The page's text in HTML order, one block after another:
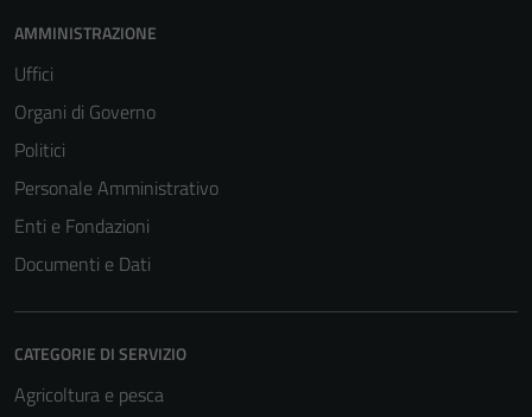
AMMINISTRAZIONE
Uffici
Organi di Governo
Politici
Personale Amministrativo
Enti e Fondazioni
Documenti e Dati
CATEGORIE DI SERVIZIO
Agricoltura e pesca